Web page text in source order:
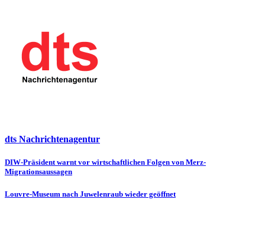
dts Nachrichtenagentur
Beitragsnavigation
DIW-Präsident warnt vor wirtschaftlichen Folgen von Merz-
Migrationsaussagen
Louvre-Museum nach Juwelenraub wieder geöffnet